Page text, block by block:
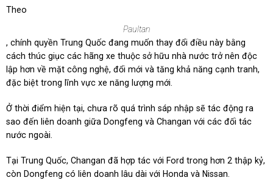
Theo
Paultan
, chính quyền Trung Quốc đang muốn thay đổi điều này bằng
cách thúc giục các hãng xe thuộc sở hữu nhà nước trở nên độc
lập hơn về mặt công nghệ, đổi mới và tăng khả năng cạnh tranh,
đặc biệt trong lĩnh vực xe năng lượng mới.
Ở thời điểm hiện tại, chưa rõ quá trình sáp nhập sẽ tác động ra
sao đến liên doanh giữa Dongfeng và Changan với các đối tác
nước ngoài.
Tại Trung Quốc, Changan đã hợp tác với Ford trong hơn 2 thập kỷ,
còn Dongfeng có liên doanh lâu dài với Honda và Nissan.